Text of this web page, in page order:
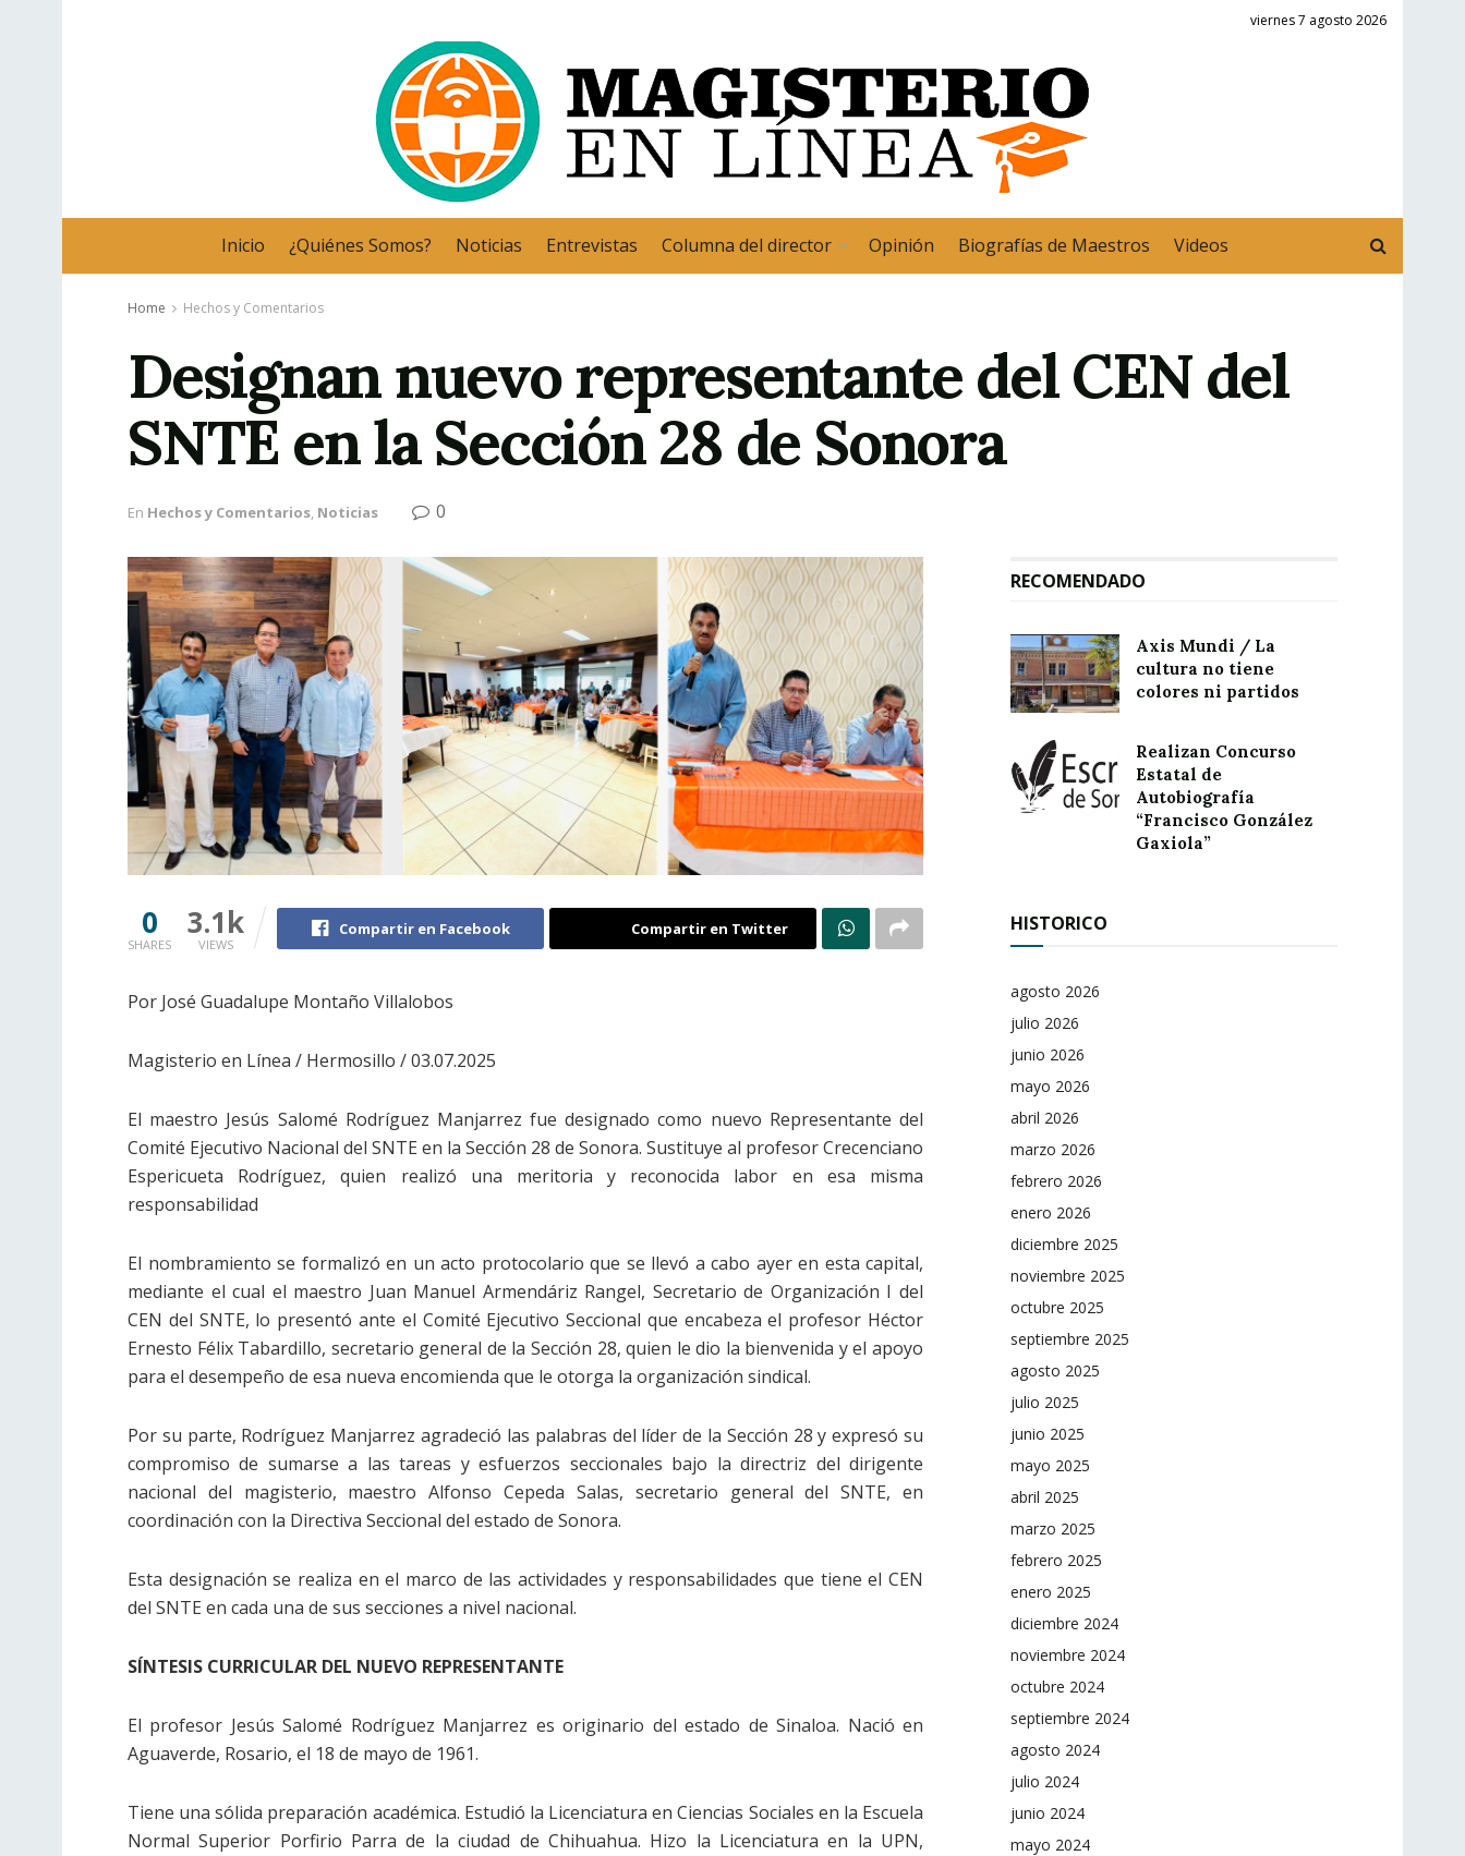
viernes 7 agosto 2026
Inicio ¿Quiénes Somos? Noticias Entrevistas Columna del director Opinión Biografías de Maestros Videos
Home Hechos y Comentarios
Designan nuevo representante del CEN del
SNTE en la Sección 28 de Sonora
En Hechos y Comentarios, Noticias 0
0
SHARES
3.1k
VIEWS
Compartir en Facebook Compartir en Twitter
Por José Guadalupe Montaño Villalobos
Magisterio en Línea / Hermosillo / 03.07.2025
El maestro Jesús Salomé Rodríguez Manjarrez fue designado como nuevo Representante del
Comité Ejecutivo Nacional del SNTE en la Sección 28 de Sonora. Sustituye al profesor Crecenciano
Espericueta Rodríguez, quien realizó una meritoria y reconocida labor en esa misma
responsabilidad
El nombramiento se formalizó en un acto protocolario que se llevó a cabo ayer en esta capital,
mediante el cual el maestro Juan Manuel Armendáriz Rangel, Secretario de Organización I del
CEN del SNTE, lo presentó ante el Comité Ejecutivo Seccional que encabeza el profesor Héctor
Ernesto Félix Tabardillo, secretario general de la Sección 28, quien le dio la bienvenida y el apoyo
para el desempeño de esa nueva encomienda que le otorga la organización sindical.
Por su parte, Rodríguez Manjarrez agradeció las palabras del líder de la Sección 28 y expresó su
compromiso de sumarse a las tareas y esfuerzos seccionales bajo la directriz del dirigente
nacional del magisterio, maestro Alfonso Cepeda Salas, secretario general del SNTE, en
coordinación con la Directiva Seccional del estado de Sonora.
Esta designación se realiza en el marco de las actividades y responsabilidades que tiene el CEN
del SNTE en cada una de sus secciones a nivel nacional.
SÍNTESIS CURRICULAR DEL NUEVO REPRESENTANTE
El profesor Jesús Salomé Rodríguez Manjarrez es originario del estado de Sinaloa. Nació en
Aguaverde, Rosario, el 18 de mayo de 1961.
Tiene una sólida preparación académica. Estudió la Licenciatura en Ciencias Sociales en la Escuela
Normal Superior Porfirio Parra de la ciudad de Chihuahua. Hizo la Licenciatura en la UPN,
RECOMENDADO
Axis Mundi / La
cultura no tiene
colores ni partidos
Realizan Concurso
Estatal de
Autobiografía
“Francisco González
Gaxiola”
HISTORICO
agosto 2026
julio 2026
junio 2026
mayo 2026
abril 2026
marzo 2026
febrero 2026
enero 2026
diciembre 2025
noviembre 2025
octubre 2025
septiembre 2025
agosto 2025
julio 2025
junio 2025
mayo 2025
abril 2025
marzo 2025
febrero 2025
enero 2025
diciembre 2024
noviembre 2024
octubre 2024
septiembre 2024
agosto 2024
julio 2024
junio 2024
mayo 2024